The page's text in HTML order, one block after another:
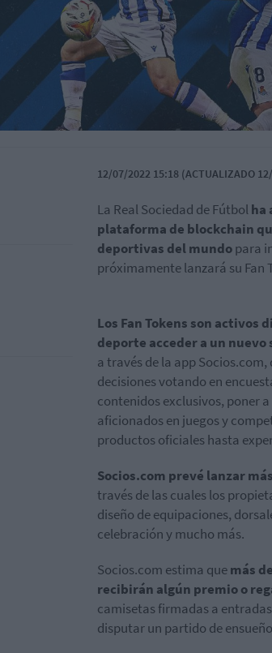
12/07/2022 15:18 (ACTUALIZADO
La Real Sociedad de Fútbolha
plataforma de blockchain
deportivas del mundopara
próximamente lanzará su Fan
Los Fan Tokens son
deporte acceder a un
a través de la app
decisiones votando en
contenidos exclusivos, poner
aficionados en juegos y
productos oficiales hasta
Socios.com prevé lanzar
través de las cuales los
diseño de equipaciones,
celebración y mucho más.
Socios.com estima quemás
recibirán algún premio o
camisetas firmadas a
disputar un partido de